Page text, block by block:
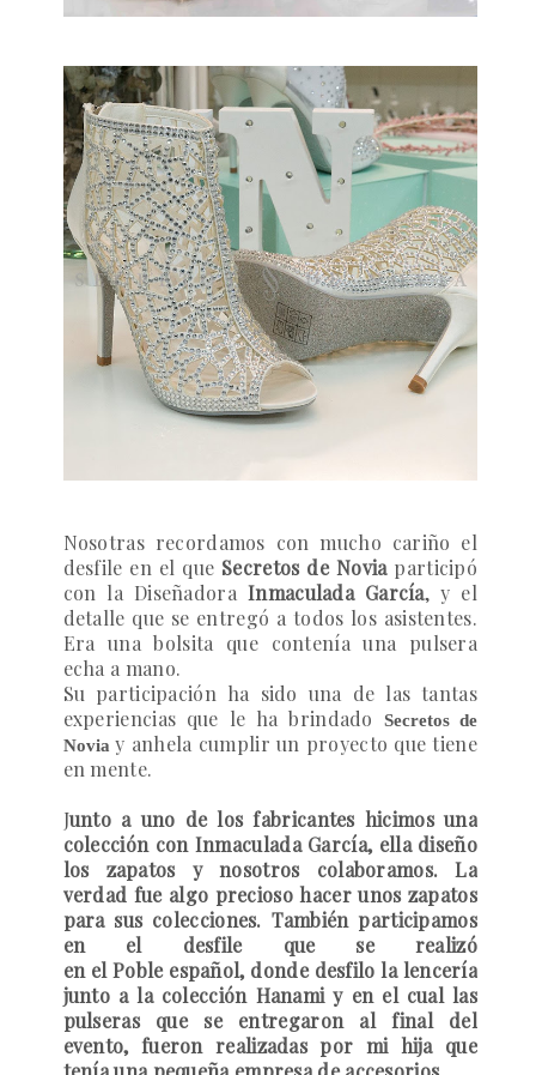
Nosotras recordamos con mucho cariño el
desfile en el que Secretos de Noviaparticipó
con la Diseñadora Inmaculada García, y el
detalle que se entregó a todos los asistentes.
Era una bolsita que contenía una pulsera
echa a mano.
Su participación ha sido una de las tantas
experiencias que le ha brindado
Secretos de
Noviay anhela cumplir un proyecto que tiene
en mente.
Junto a uno de los fabricantes hicimos una
colección con Inmaculada García, ella diseño
los zapatos y nosotros colaboramos. La
verdad fue algo precioso hacer unos zapatos
para sus colecciones. También participamos
en el desfile que se realizó
en el Poble español, donde desfilo la lencería
junto a la colección Hanami y en el cual las
pulseras que se entregaron al final del
evento, fueron realizadas por mi hija que